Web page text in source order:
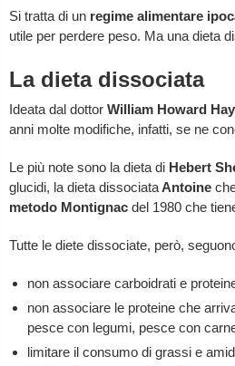
Si tratta di un regime alimentare
utile per perdere peso. Ma una dieta
La dieta dissociata
Ideata dal dottor William Howard Hay
anni molte modifiche, infatti, se ne
Le più note sono la dieta di Hebert
glucidi, la dieta dissociataAntoine
metodo Montignacdel 1980 che
Tutte le diete dissociate, però,
non associare carboidrati e
non associare le proteine che
pesce con legumi, pesce con
limitare il consumo di grassi e